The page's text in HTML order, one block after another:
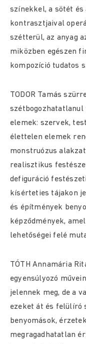
színekkel, a sötét
kontrasztjaival
szétterül, az anyag
miközben egészen
kompozíció tudatos
TODOR Tamás
szétbogozhatatlanul
elemek: szervek,
élettelen elemek
monstruózus
realisztikus
defiguráció
kísérteties tájakon
és építmények
képződmények,
lehetőségei felé
TÓTH Annamária
egyensúlyozó
jelennek meg, de a
ezeket át és felülíró
benyomások,
megragadhatatlan